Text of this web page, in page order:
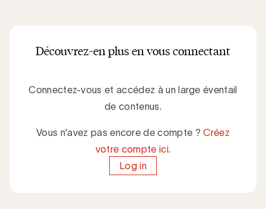
Découvrez-en plus en vous connectant
Connectez-vous et accédez à un large éventail
de contenus.
Vous n'avez pas encore de compte ?Créez
votre compte ici.
Log in